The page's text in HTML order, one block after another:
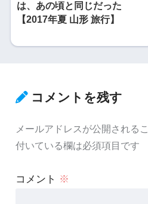
は、あの頃と同じだった
【2017年夏 山形 旅行】
コメントを残す
メールアドレスが公開される
付いている欄は必須項目です
コメント ※